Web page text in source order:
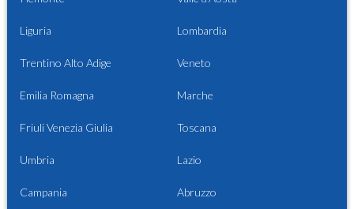
Liguria Lombardia
Trentino Alto Adige Veneto
Emilia Romagna Marche
Friuli Venezia Giulia Toscana
Umbria Lazio
Campania Abruzzo